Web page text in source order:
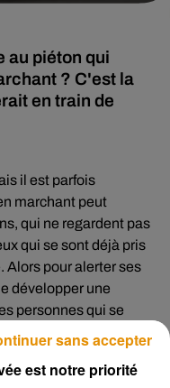
au piéton qui
? C'est la
en train de
il est parfois
marchant peut
qui ne regardent pas
qui se sont déjà pris
Alors pour alerter ses
développer une
personnes qui se
du téléphone
est notre priorité
sans accepter